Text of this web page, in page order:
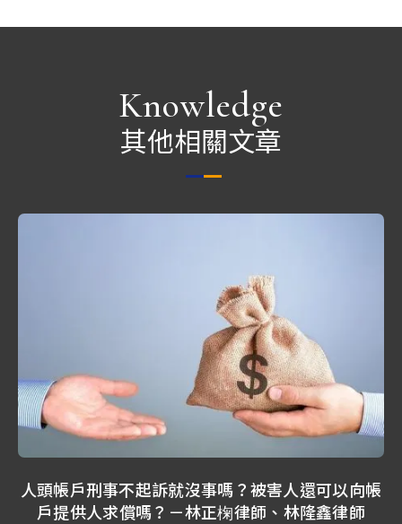
Knowledge
其他相關文章
人頭帳戶刑事不起訴就沒事嗎？被害人還可以向帳
戶提供人求償嗎？－林正椈律師、林隆鑫律師